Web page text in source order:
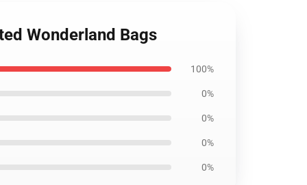
Wonderland Bags
100%
0%
0%
0%
0%